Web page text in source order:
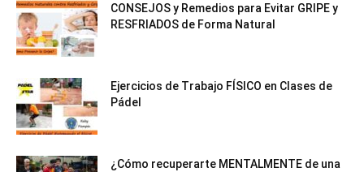
CONSEJOS y Remedios para Evitar GRIPE y
RESFRIADOS de Forma Natural
Ejercicios de Trabajo FÍSICO en Clases de
Pádel
¿Cómo recuperarte MENTALMENTE de una